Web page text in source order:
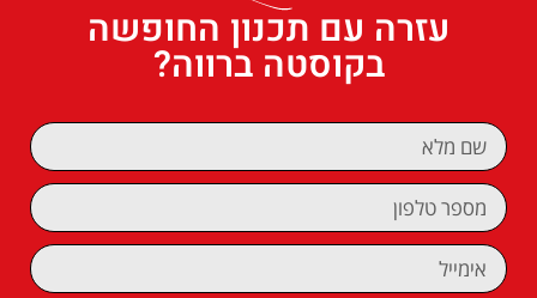
עזרה עם תכנון החופשה
בקוסטה ברווה?